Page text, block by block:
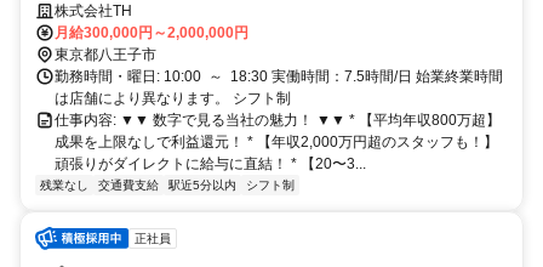
大手で安心★20〜30代男女活躍中★/八王子市
株式会社TH
月給300,000円～2,000,000円
東京都八王子市
勤務時間・曜日: 10:00 ～ 18:30 実働時間：7.5時間/日 始業終業時間
は店舗により異なります。 シフト制
仕事内容: ▼▼ 数字で見る当社の魅力！ ▼▼ * 【平均年収800万超】
成果を上限なしで利益還元！ * 【年収2,000万円超のスタッフも！】
頑張りがダイレクトに給与に直結！ * 【20〜3...
残業なし 交通費支給 駅近5分以内 シフト制
正社員